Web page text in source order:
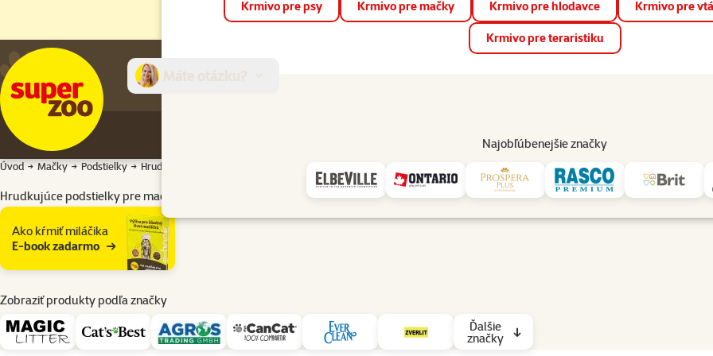
📱 Stiahnite si novú aplikáciu Super zoo.Viac informácií
Krmivo pre psy Krmivo pre mačky Krmivo pre hlodavce Krmivo pre
Krmivo pre teraristiku
Najobľúbenejšie značky
Predajne Služby
Úvod Mačky Podstielky Hrudkujúce
Hrudkujúce podstielky pre mačky Typ podstielky: Hrubá
Podkategória
Ako kŕmiť miláčika
E-book zadarmo
Zobraziť produkty podľa značky
Ďalšie
značky